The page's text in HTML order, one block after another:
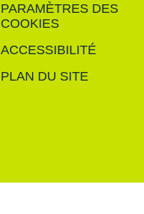
PARAMÈTRES DES
COOKIES
ACCESSIBILITÉ
PLAN DU SITE